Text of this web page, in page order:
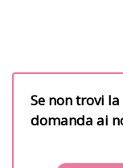
Se non trovi
domanda ai